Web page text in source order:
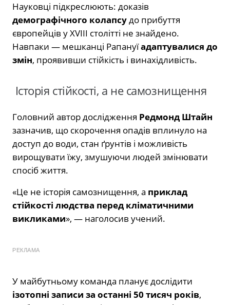
Науковці підкреслюють: доказів
демографічного колапсудо прибуття
європейців у XVIII столітті не знайдено.
Навпаки — мешканці Рапануїадаптувалися до
змін, проявивши стійкість і винахідливість.
Історія стійкості, а не самознищення
Головний автор дослідження Редмонд Штайн
зазначив, що скорочення опадів вплинуло на
доступ до води, стан ґрунтів і можливість
вирощувати їжу, змушуючи людей змінювати
спосіб життя.
«Це не історія самознищення, а приклад
стійкості людства перед кліматичними
викликами», — наголосив учений.
РЕКЛАМА
У майбутньому команда планує дослідити
ізотопні записи за останні 50 тисяч років,